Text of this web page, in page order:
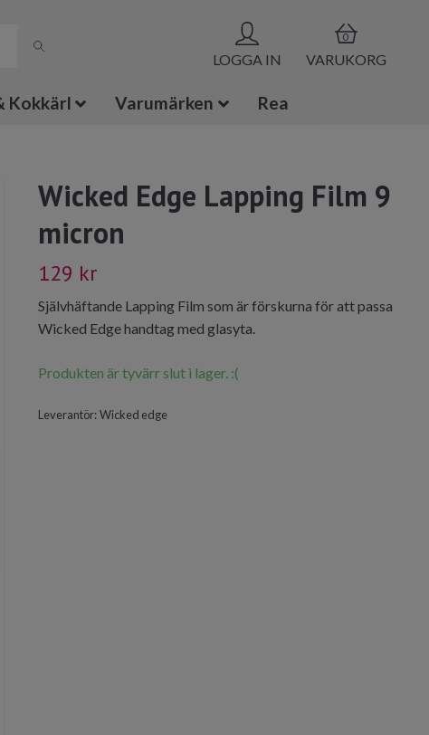
LOGGA IN
0
VARUKORG
Kokkärl Varumärken Rea
Wicked Edge Lapping Film 9
micron
129 kr
Självhäftande Lapping Film som är förskurna för att passa
Wicked Edge handtag med glasyta.
Produkten är tyvärr slut i lager. :(
Leverantör:Wicked edge